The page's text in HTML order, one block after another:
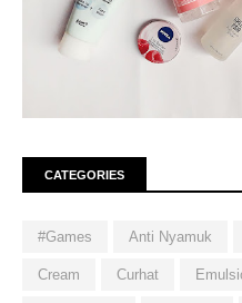
CATEGORIES
#Games Anti Nyamuk
Cream Curhat